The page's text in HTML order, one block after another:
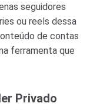
seguidores
ou reels dessa
de contas
ferramenta que
Privado